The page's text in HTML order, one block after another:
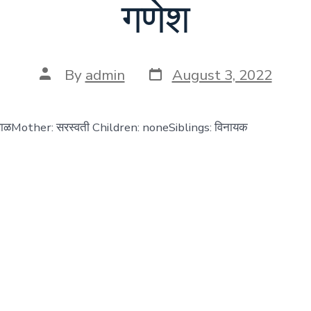
गणेश
Post
author
By admin Post
date
August 3, 2022
सरस्वती Children: noneSiblings: विनायक